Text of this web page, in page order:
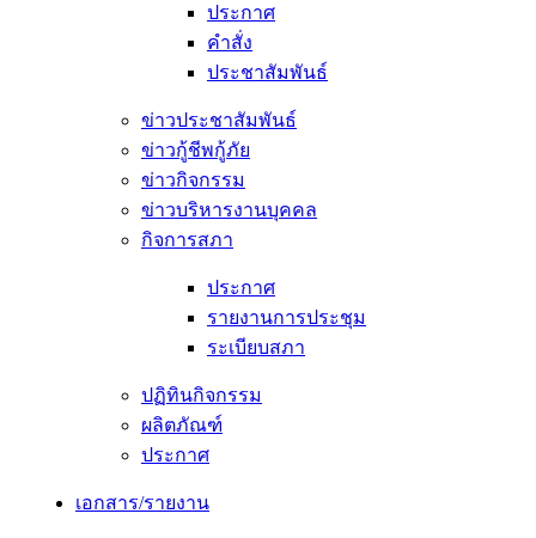
ประกาศ
คำสั่ง
ประชาสัมพันธ์
ข่าวประชาสัมพันธ์
ข่าวกู้ชีพกู้ภัย
ข่าวกิจกรรม
ข่าวบริหารงานบุคคล
กิจการสภา
ประกาศ
รายงานการประชุม
ระเบียบสภา
ปฏิทินกิจกรรม
ผลิตภัณฑ์
ประกาศ
เอกสาร/รายงาน